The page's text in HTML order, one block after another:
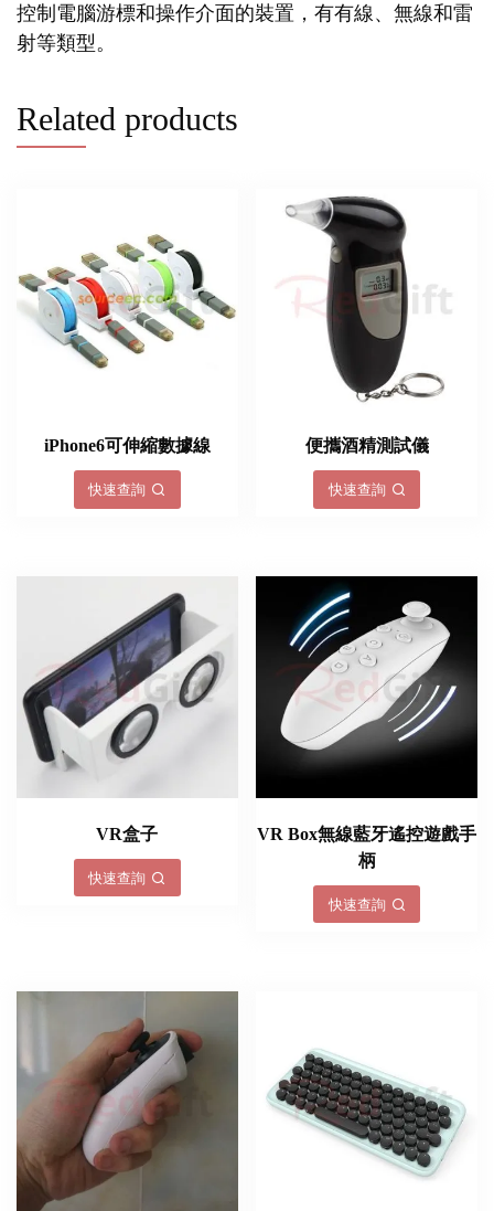
控制電腦游標和操作介面的裝置，有有線、無線和雷
射等類型。
Related products
iPhone6​​可伸縮數據線
快速查詢
便攜酒精測試儀
快速查詢
VR盒子
快速查詢
VR Box無線藍牙遙控遊戲手
柄
快速查詢